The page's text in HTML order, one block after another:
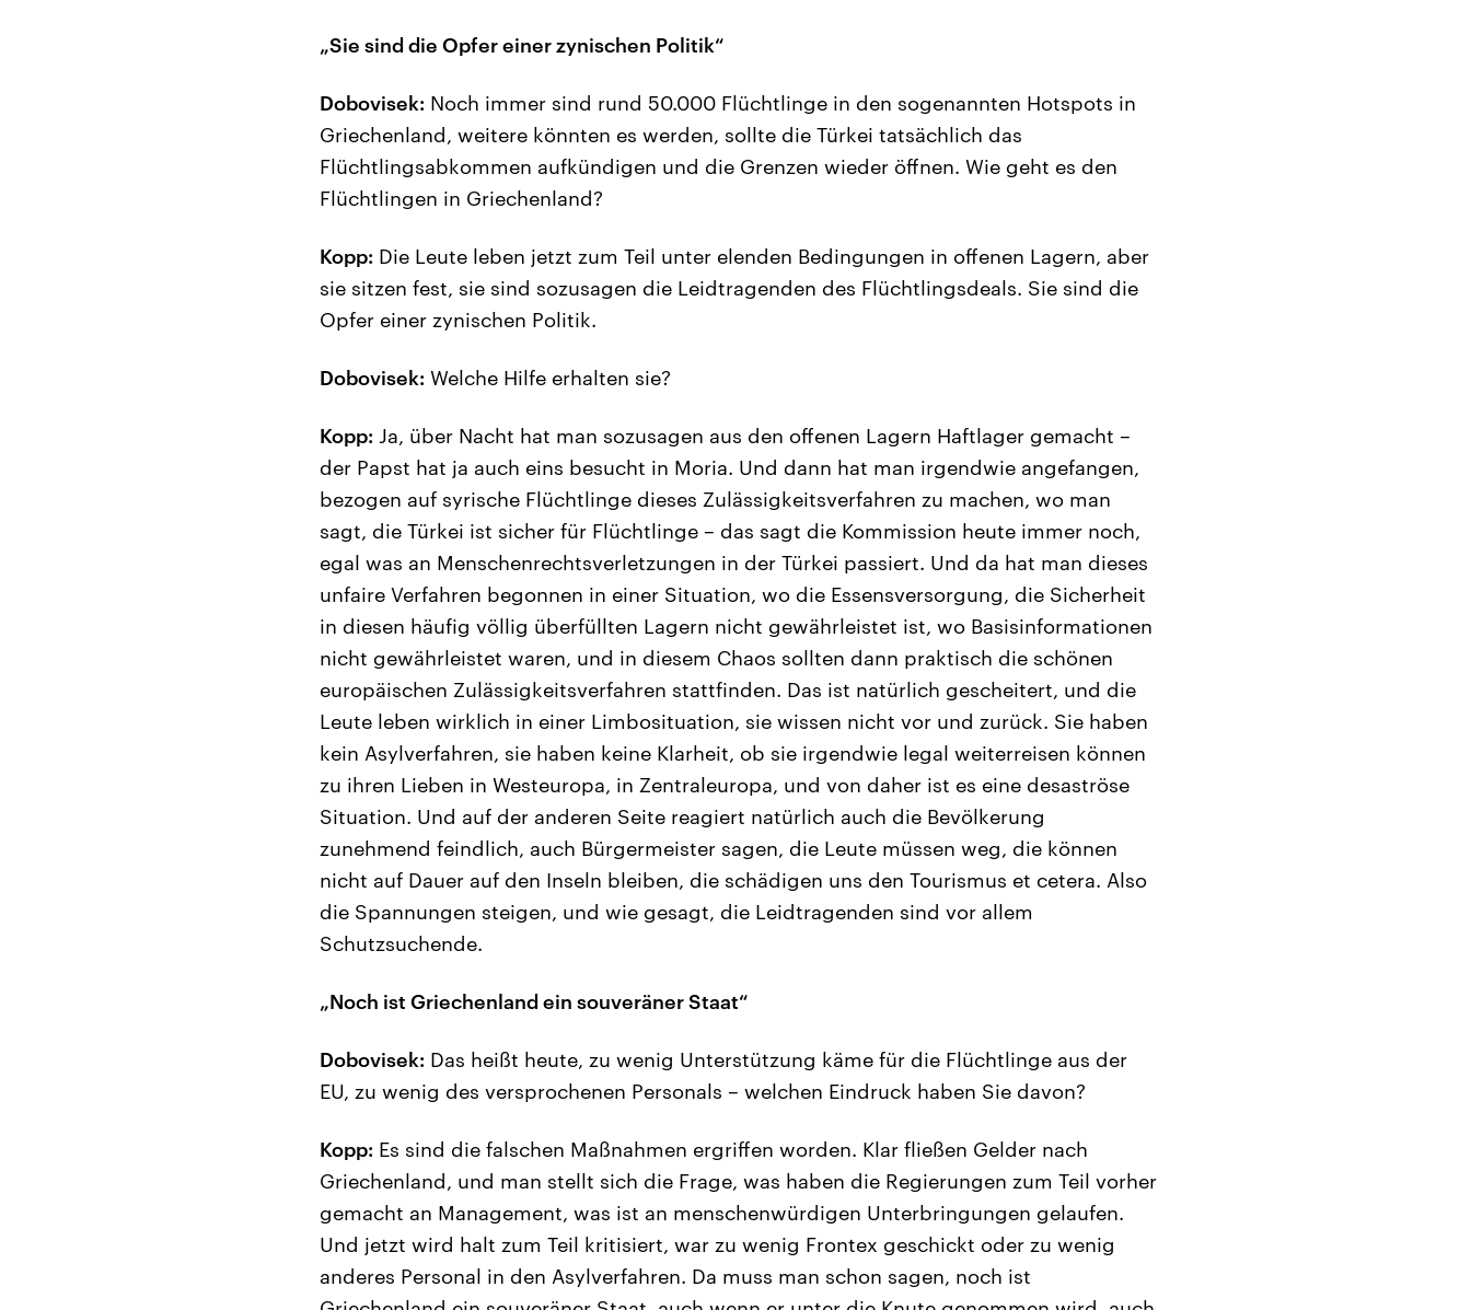
„Sie sind die Opfer einer zynischen Politik“
Dobovisek: Noch immer sind rund 50.000 Flüchtlinge in den sogenannten Hotspots in
Griechenland, weitere könnten es werden, sollte die Türkei tatsächlich das
Flüchtlingsabkommen aufkündigen und die Grenzen wieder öffnen. Wie geht es den
Flüchtlingen in Griechenland?
Kopp: Die Leute leben jetzt zum Teil unter elenden Bedingungen in offenen Lagern, aber
sie sitzen fest, sie sind sozusagen die Leidtragenden des Flüchtlingsdeals. Sie sind die
Opfer einer zynischen Politik.
Dobovisek: Welche Hilfe erhalten sie?
Kopp: Ja, über Nacht hat man sozusagen aus den offenen Lagern Haftlager gemacht –
der Papst hat ja auch eins besucht in Moria. Und dann hat man irgendwie angefangen,
bezogen auf syrische Flüchtlinge dieses Zulässigkeitsverfahren zu machen, wo man
sagt, die Türkei ist sicher für Flüchtlinge – das sagt die Kommission heute immer noch,
egal was an Menschenrechtsverletzungen in der Türkei passiert. Und da hat man dieses
unfaire Verfahren begonnen in einer Situation, wo die Essensversorgung, die Sicherheit
in diesen häufig völlig überfüllten Lagern nicht gewährleistet ist, wo Basisinformationen
nicht gewährleistet waren, und in diesem Chaos sollten dann praktisch die schönen
europäischen Zulässigkeitsverfahren stattfinden. Das ist natürlich gescheitert, und die
Leute leben wirklich in einer Limbosituation, sie wissen nicht vor und zurück. Sie haben
kein Asylverfahren, sie haben keine Klarheit, ob sie irgendwie legal weiterreisen können
zu ihren Lieben in Westeuropa, in Zentraleuropa, und von daher ist es eine desaströse
Situation. Und auf der anderen Seite reagiert natürlich auch die Bevölkerung
zunehmend feindlich, auch Bürgermeister sagen, die Leute müssen weg, die können
nicht auf Dauer auf den Inseln bleiben, die schädigen uns den Tourismus et cetera. Also
die Spannungen steigen, und wie gesagt, die Leidtragenden sind vor allem
Schutzsuchende.
„Noch ist Griechenland ein souveräner Staat“
Dobovisek: Das heißt heute, zu wenig Unterstützung käme für die Flüchtlinge aus der
EU, zu wenig des versprochenen Personals – welchen Eindruck haben Sie davon?
Kopp: Es sind die falschen Maßnahmen ergriffen worden. Klar fließen Gelder nach
Griechenland, und man stellt sich die Frage, was haben die Regierungen zum Teil vorher
gemacht an Management, was ist an menschenwürdigen Unterbringungen gelaufen.
Und jetzt wird halt zum Teil kritisiert, war zu wenig Frontex geschickt oder zu wenig
anderes Personal in den Asylverfahren. Da muss man schon sagen, noch ist